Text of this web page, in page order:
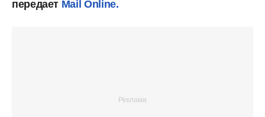
передает Mail Online.